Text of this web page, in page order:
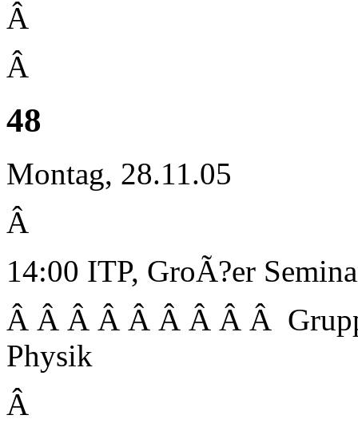
Â
Â
48
Montag, 28.11.05
Â
14:00 ITP, GroÃ?er
Â Â Â Â Â Â Â Â Â
Physik
Â